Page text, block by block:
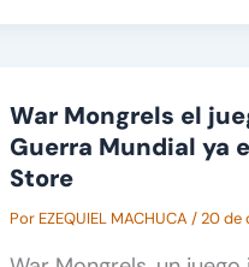
War Mongrels el
Guerra Mundial ya
Store
Por EZEQUIEL MACHUCA /20 de